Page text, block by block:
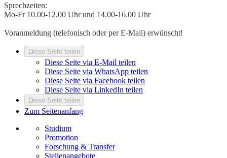
Sprechzeiten:
Mo-Fr 10.00-12.00 Uhr und 14.00-16.00 Uhr
Voranmeldung (telefonisch oder per E-Mail) erwünscht!
Diese Seite teilen
Diese Seite via E-Mail teilen
Diese Seite via WhatsApp teilen
Diese Seite via Facebook teilen
Diese Seite via LinkedIn teilen
Diese Seite teilen
Zum Seitenanfang
Studium
Promotion
Forschung & Transfer
Stellenangebote